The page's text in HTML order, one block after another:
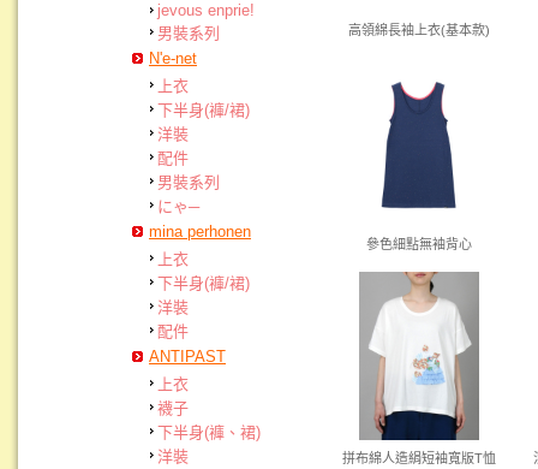
jevous enprie!
男裝系列
N'e-net
上衣
下半身(褲/裙)
洋裝
配件
男裝系列
にゃ─
mina perhonen
上衣
下半身(褲/裙)
洋裝
配件
ANTIPAST
上衣
襪子
下半身(褲、裙)
洋裝
高領綿長袖上衣(基本款)
參色細點無袖背心
拼布綿人造絹短袖寬版T恤